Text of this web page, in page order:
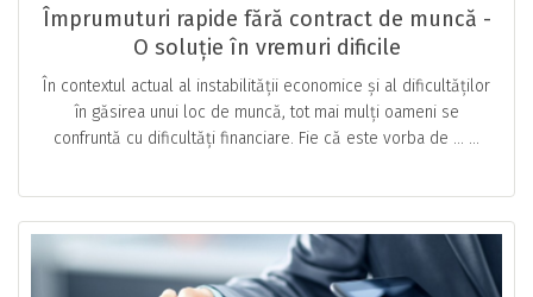
Împrumuturi rapide fără contract de muncă -
O soluție în vremuri dificile
În contextul actual al instabilității economice și al dificultăților
în găsirea unui loc de muncă, tot mai mulți oameni se
confruntă cu dificultăți financiare. Fie că este vorba de … ...